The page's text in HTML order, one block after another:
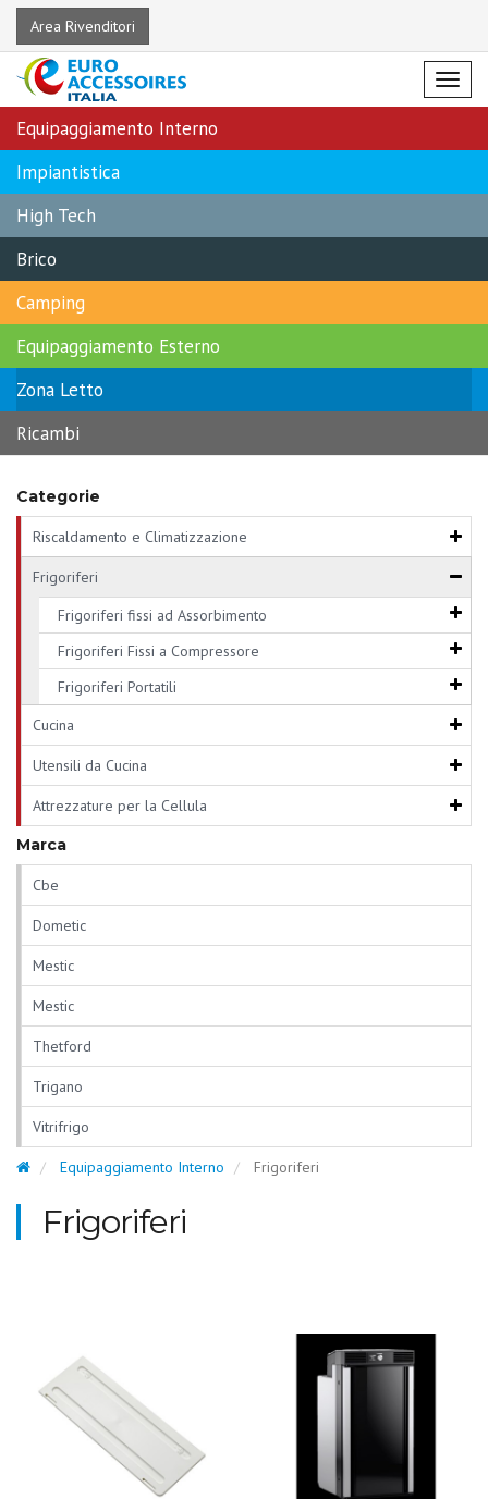
Area Rivenditori
Menu
Equipaggiamento Interno
Impiantistica
High Tech
Brico
Camping
Equipaggiamento Esterno
Zona Letto
Ricambi
Categorie
Riscaldamento e Climatizzazione
Frigoriferi
Frigoriferi fissi ad Assorbimento
Frigoriferi Fissi a Compressore
Frigoriferi Portatili
Cucina
Utensili da Cucina
Attrezzature per la Cellula
Marca
Cbe
Dometic
Mestic
Mestic
Thetford
Trigano
Vitrifrigo
Equipaggiamento Interno Frigoriferi
Frigoriferi